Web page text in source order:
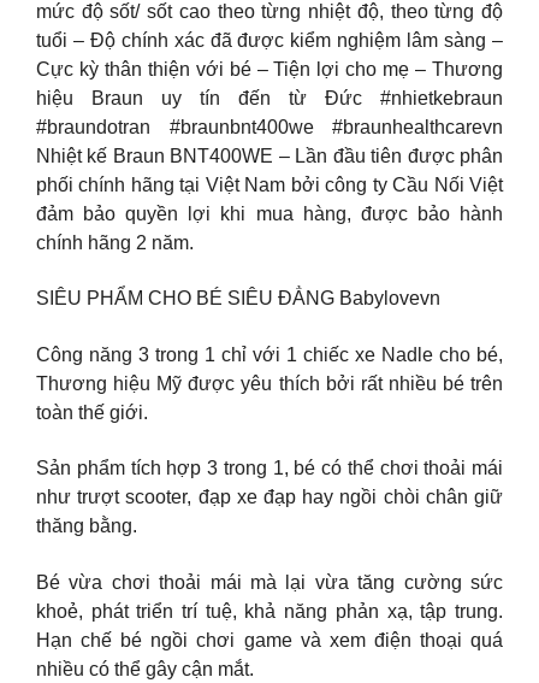
mức độ sốt/ sốt cao theo từng nhiệt độ, theo từng độ
tuổi – Độ chính xác đã được kiểm nghiệm lâm sàng –
Cực kỳ thân thiện với bé – Tiện lợi cho mẹ – Thương
hiệu Braun uy tín đến từ Đức #nhietkebraun
#braundotran #braunbnt400we #braunhealthcarevn
Nhiệt kế Braun BNT400WE – Lần đầu tiên được phân
phối chính hãng tại Việt Nam bởi công ty Cầu Nối Việt
đảm bảo quyền lợi khi mua hàng, được bảo hành
chính hãng 2 năm.
SIÊU PHẨM CHO BÉ SIÊU ĐẲNG Babylovevn
Công năng 3 trong 1 chỉ với 1 chiếc xe Nadle cho bé,
Thương hiệu Mỹ được yêu thích bởi rất nhiều bé trên
toàn thế giới.
Sản phẩm tích hợp 3 trong 1, bé có thể chơi thoải mái
như trượt scooter, đạp xe đạp hay ngồi chòi chân giữ
thăng bằng.
Bé vừa chơi thoải mái mà lại vừa tăng cường sức
khoẻ, phát triển trí tuệ, khả năng phản xạ, tập trung.
Hạn chế bé ngồi chơi game và xem điện thoại quá
nhiều có thể gây cận mắt.